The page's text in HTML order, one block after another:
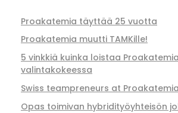
Proakatemia täyttää 25 vuotta
Proakatemia muutti TAMKille!
5 vinkkiä kuinka loistaa
valintakokeessa
Swiss teampreneurs at Proakatemia
Opas toimivan hybridityöyhteisön